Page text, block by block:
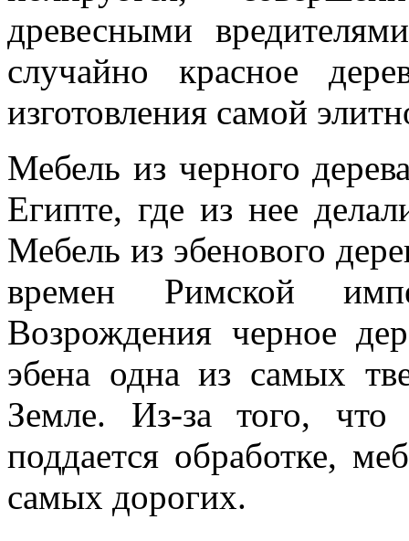
древесными
случайно красное
изготовления самой
Мебель из черного
Египте, где из нее
Мебель из эбенового
времен Римской
Возрождения черное
эбена одна из самых
Земле. Из-за того, что
поддается обработке,
самых дорогих.